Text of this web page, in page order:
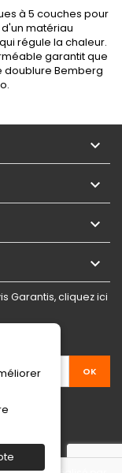
à 5 couches pour
matériau
régule la chaleur.
garantit que
doublure Bemberg




Garantis,cliquez ici